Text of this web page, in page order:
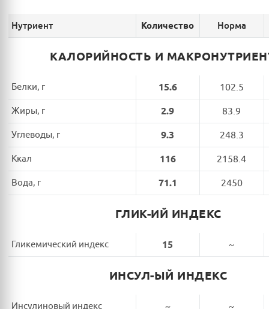
Нутриент Количество Норма
КАЛОРИЙНОСТЬ И
Белки, г 15.6 102.5
Жиры, г 2.9 83.9
Углеводы, г 9.3 248.3
Ккал 116 2158.4
Вода, г 71.1 2450
ГЛИК-ИЙ ИНДЕКС
Гликемический индекс 15 ~
ИНСУЛ-ЫЙ ИНДЕКС
Инсулиновый индекс ~ ~